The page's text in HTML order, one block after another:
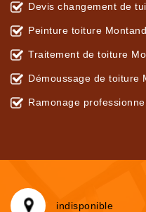
Devis changement de
Peinture toiture
Traitement de toiture
Démoussage de toiture
Ramonage
indisponible